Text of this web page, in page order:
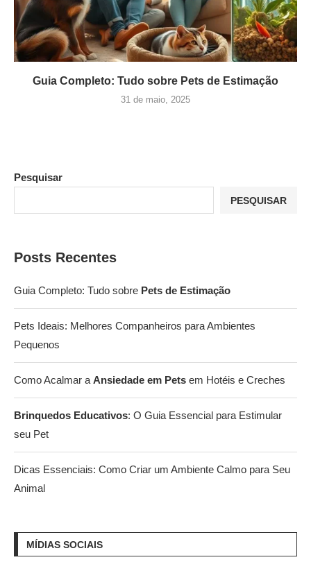
Guia Completo: Tudo sobre Pets de Estimação
31 de maio, 2025
Pesquisar
PESQUISAR
Posts Recentes
Guia Completo: Tudo sobre Pets de Estimação
Pets Ideais: Melhores Companheiros para Ambientes
Pequenos
Como Acalmar a Ansiedade em Pets em Hotéis e Creches
Brinquedos Educativos: O Guia Essencial para Estimular
seu Pet
Dicas Essenciais: Como Criar um Ambiente Calmo para Seu
Animal
MÍDIAS SOCIAIS